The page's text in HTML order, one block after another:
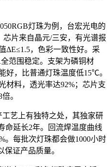
灯珠为例，台宏光电的
芯片来自晶元/三安，有光谱报
ΔE≤1.5，色彩一致性好。采
范围稳定。支架为磷铜材
好，比普通灯珠温度低15℃。
材料，透光率达92%；芯片支
。
工艺上有独特之处，其独家研
命延长2年。回流焊温度曲线
每批次灯珠都会做1000小时
保证产品质量。